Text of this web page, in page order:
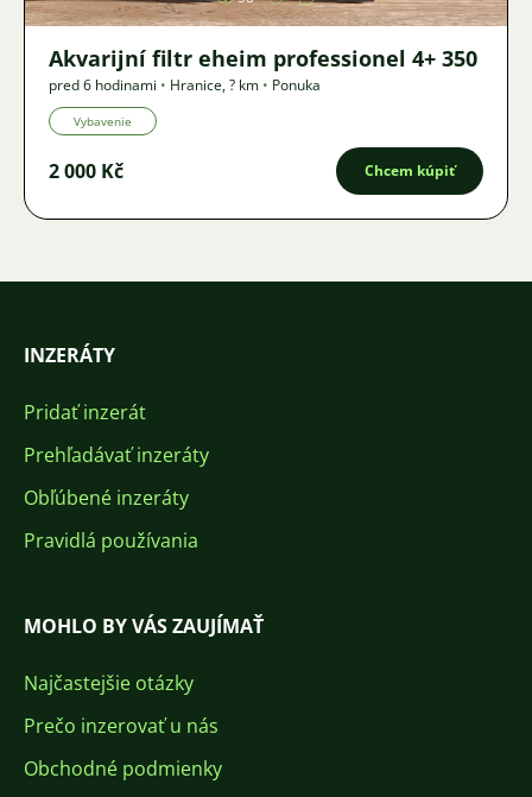
Akvarijní filtr eheim professionel 4+ 350
pred 6 hodinami • Hranice,? km • Ponuka
Vybavenie
2 000 Kč Chcem kúpiť
INZERÁTY
Pridať inzerát
Prehľadávať inzeráty
Obľúbené inzeráty
Pravidlá používania
MOHLO BY VÁS ZAUJÍMAŤ
Najčastejšie otázky
Prečo inzerovať u nás
Obchodné podmienky